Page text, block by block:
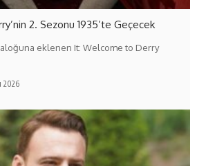
2. Sezonu 1935’te Geçecek
eklenen It: Welcome to Derry
2026